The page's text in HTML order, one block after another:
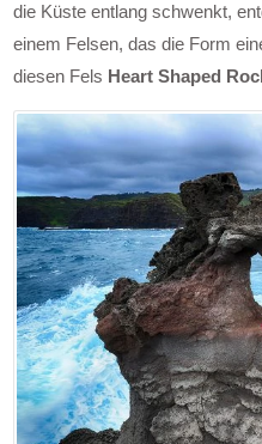
die Küste entlang schwenkt,
einem Felsen, das die Form
diesen Fels Heart Shaped